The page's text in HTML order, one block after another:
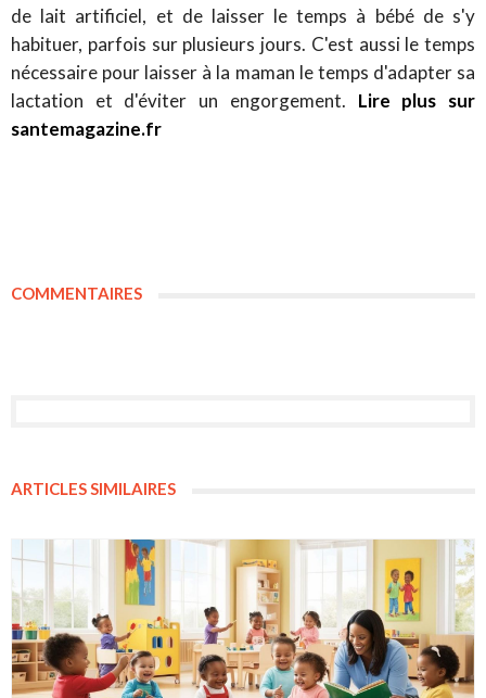
de lait artificiel, et de laisser le temps à bébé de s'y
habituer, parfois sur plusieurs jours. C'est aussi le temps
nécessaire pour laisser à la maman le temps d'adapter sa
lactation et d'éviter un engorgement. Lire plus sur
santemagazine.fr
COMMENTAIRES
ARTICLES SIMILAIRES